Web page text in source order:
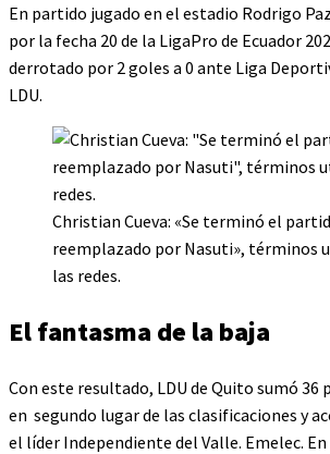
En partido jugado en el estadio Rodrigo
por la fecha 20 de la LigaPro de Ecuador
derrotado por 2 goles a 0 ante Liga
LDU.
Christian Cueva: «Se terminó el
reemplazado por Nasuti», términos
las redes.
El fantasma de la baja
Con este resultado, LDU de Quito sumó 36
en segundo lugar de las clasificaciones y
el líder Independiente del Valle. Emelec.